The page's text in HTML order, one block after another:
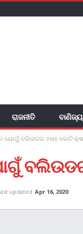
ରାଜନୀତି ବାଣିଜ୍ୟ
ଯୋଗୁଁ ବଲିଉଡର ୬ଶହ କୋଟି
updated Apr 16, 2020